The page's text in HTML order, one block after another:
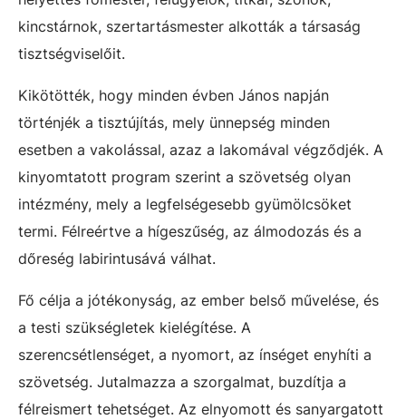
kincstárnok, szertartásmester alkották a társaság
tisztségviselőit.
Kikötötték, hogy minden évben János napján
történjék a tisztújítás, mely ünnepség minden
esetben a vakolással, azaz a lakomával végződjék. A
kinyomtatott program szerint a szövetség olyan
intézmény, mely a legfelségesebb gyümölcsöket
termi. Félreértve a hígeszűség, az álmodozás és a
dőreség labirintusává válhat.
Fő célja a jótékonyság, az ember belső művelése, és
a testi szükségletek kielégítése. A
szerencsétlenséget, a nyomort, az ínséget enyhíti a
szövetség. Jutalmazza a szorgalmat, buzdítja a
félreismert tehetséget. Az elnyomott és sanyargatott